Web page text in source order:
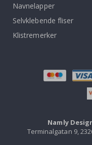
Navnelapper
Selvklebende fliser
Klistremerker
Namly
Terminalgatan 9,